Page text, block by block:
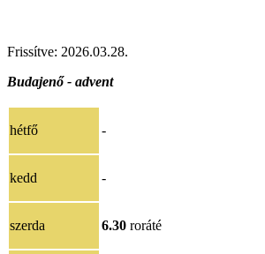
Frissítve: 2026.03.28.
Budajenő - advent
hétfő -
kedd -
szerda 6.30 roráté